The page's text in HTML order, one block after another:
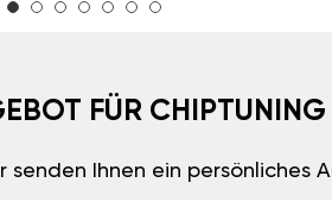
FÜR CHIPTUNING
senden Ihnen ein persönliches